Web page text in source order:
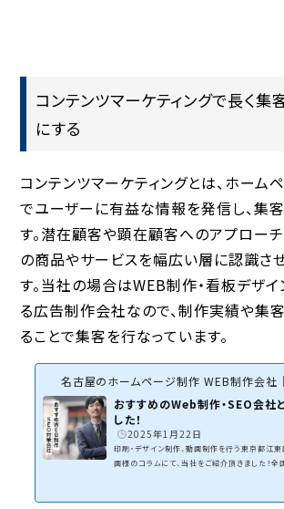
コンテンツマーケティングで長く集
にする
コンテンツマーケティングとは、ホーム
でユーザーに有益な情報を発信し、集
す。潜在顧客や顕在顧客へのアプロー
の商品やサービスを幅広い層に認識さ
す。当社の場合はWEB制作・看板デザ
る広告制作会社なので、制作実績や集
ることで集客を行なっています。
名古屋のホームページ制作 WEB制作会社
おすすめのWeb制作・SEO会社
した！
2025年1月22日
印刷・デザイン制作、動画制作を行う東京都江
画様のコラムにて、当社をご紹介頂きました！